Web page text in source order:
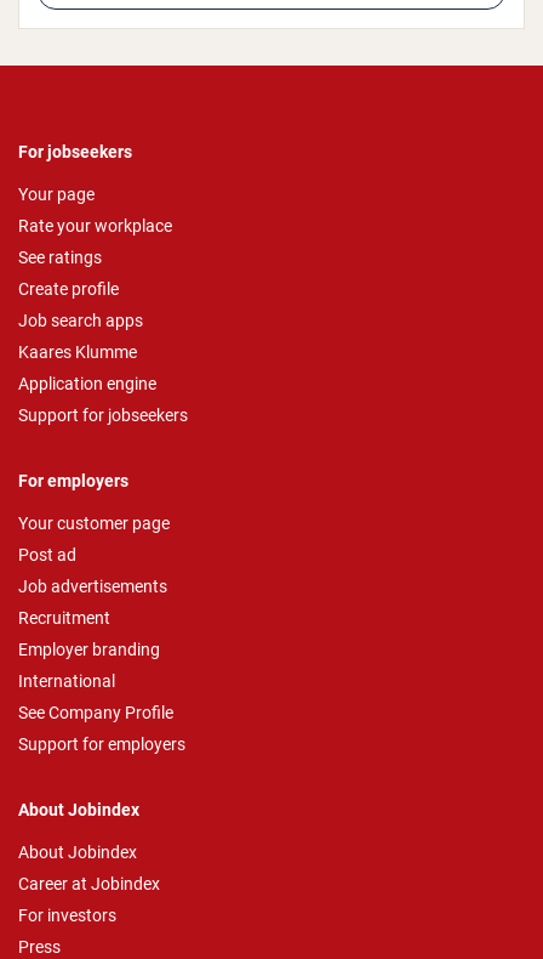
For jobseekers
Your page
Rate your workplace
See ratings
Create profile
Job search apps
Kaares Klumme
Application engine
Support for jobseekers
For employers
Your customer page
Post ad
Job advertisements
Recruitment
Employer branding
International
See Company Profile
Support for employers
About Jobindex
About Jobindex
Career at Jobindex
For investors
Press